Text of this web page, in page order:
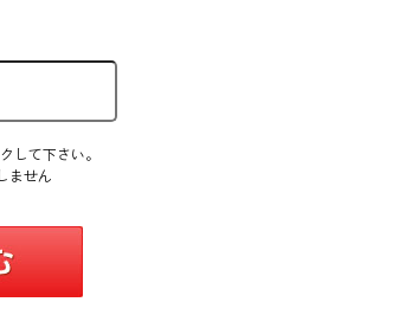
して下さい。
ません